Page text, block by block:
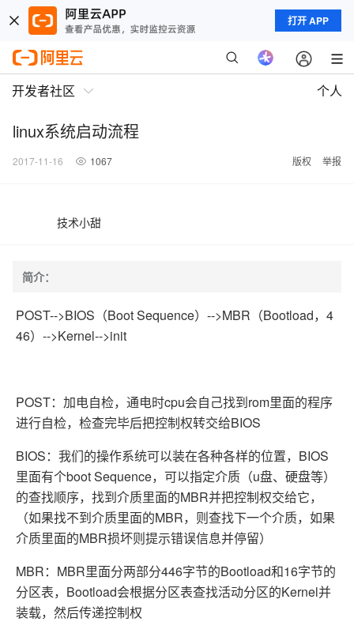
打开 APP
开发者社区 个人
linux系统启动流程
2017-11-16 1067 版权 举报
技术小甜
简介：
POST-->BIOS（Boot Sequence）-->MBR（Bootload，4
46）-->Kernel-->init
POST：加电自检，通电时cpu会自己找到rom里面的程序
进行自检，检查完毕后把控制权转交给BIOS
BIOS：我们的操作系统可以装在各种各样的位置，BIOS
里面有个boot Sequence，可以指定介质（u盘、硬盘等）
的查找顺序，找到介质里面的MBR并把控制权交给它，
（如果找不到介质里面的MBR，则查找下一个介质，如果
介质里面的MBR损坏则提示错误信息并停留）
MBR：MBR里面分两部分446字节的Bootload和16字节的
分区表，Bootload会根据分区表查找活动分区的Kernel并
装载，然后传递控制权